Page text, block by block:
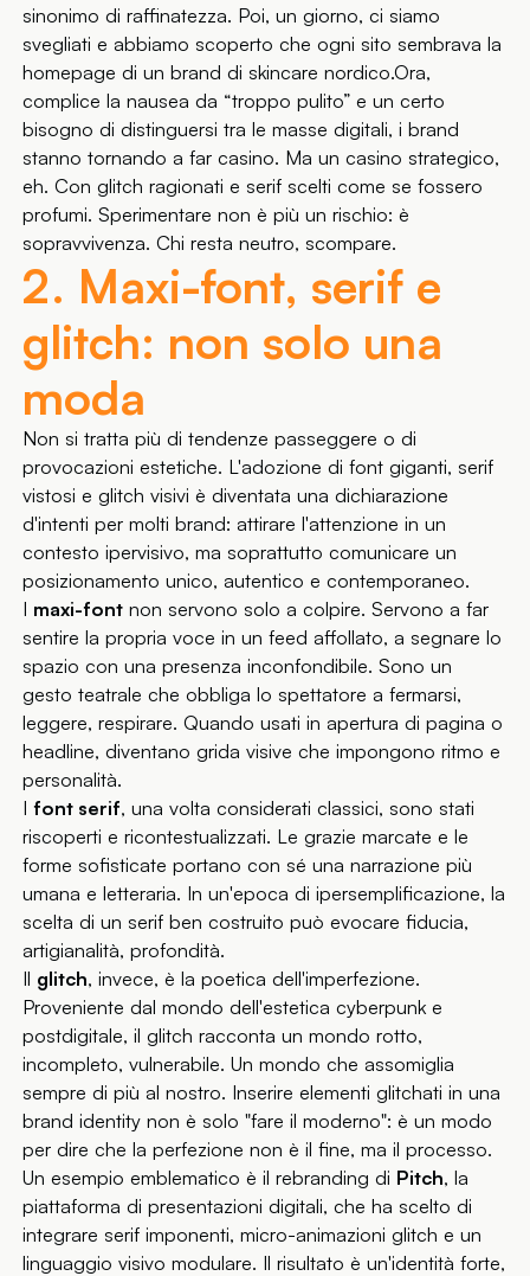
sinonimo di raffinatezza. Poi, un giorno, ci siamo
svegliati e abbiamo scoperto che ogni sito sembrava la
homepage di un brand di skincare nordico.Ora,
complice la nausea da “troppo pulito” e un certo
bisogno di distinguersi tra le masse digitali, i brand
stanno tornando a far casino. Ma un casino strategico,
eh. Con glitch ragionati e serif scelti come se fossero
profumi. Sperimentare non è più un rischio: è
sopravvivenza. Chi resta neutro, scompare.
2. Maxi-font, serif e
glitch: non solo una
moda
Non si tratta più di tendenze passeggere o di
provocazioni estetiche. L'adozione di font giganti, serif
vistosi e glitch visivi è diventata una dichiarazione
d'intenti per molti brand: attirare l'attenzione in un
contesto ipervisivo, ma soprattutto comunicare un
posizionamento unico, autentico e contemporaneo.
I maxi-font non servono solo a colpire. Servono a far
sentire la propria voce in un feed affollato, a segnare lo
spazio con una presenza inconfondibile. Sono un
gesto teatrale che obbliga lo spettatore a fermarsi,
leggere, respirare. Quando usati in apertura di pagina o
headline, diventano grida visive che impongono ritmo e
personalità.
Ifont serif, una volta considerati classici, sono stati
riscoperti e ricontestualizzati. Le grazie marcate e le
forme sofisticate portano con sé una narrazione più
umana e letteraria. In un'epoca di ipersemplificazione, la
scelta di un serif ben costruito può evocare fiducia,
artigianalità, profondità.
Il glitch, invece, è la poetica dell'imperfezione.
Proveniente dal mondo dell'estetica cyberpunk e
postdigitale, il glitch racconta un mondo rotto,
incompleto, vulnerabile. Un mondo che assomiglia
sempre di più al nostro. Inserire elementi glitchati in una
brand identity non è solo "fare il moderno": è un modo
per dire che la perfezione non è il fine, ma il processo.
Un esempio emblematico è il rebranding di Pitch, la
piattaforma di presentazioni digitali, che ha scelto di
integrare serif imponenti, micro-animazioni glitch e un
linguaggio visivo modulare. Il risultato è un'identità forte,